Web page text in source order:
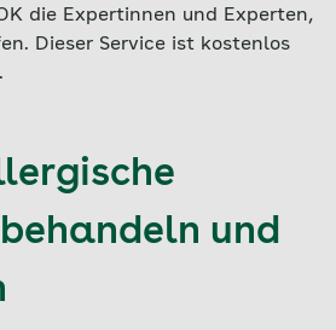
die Expertinnen und Experten,
Dieser Service ist kostenlos
und